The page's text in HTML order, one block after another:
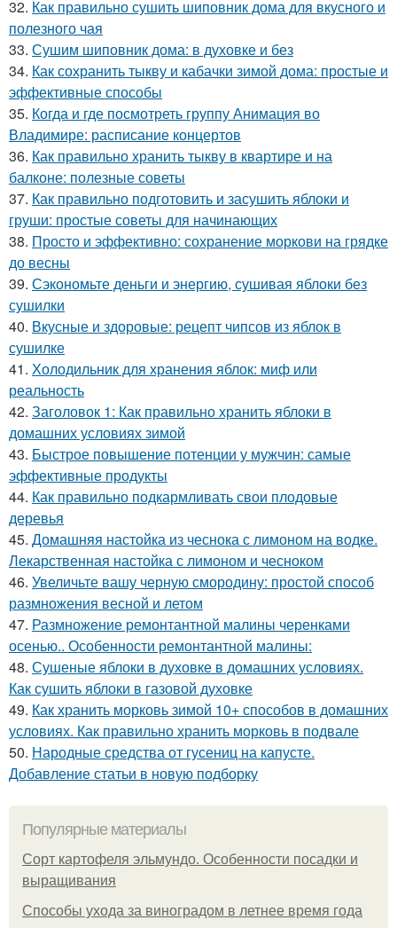
32. Как правильно сушить шиповник дома для вкусного и
полезного чая
33. Сушим шиповник дома: в духовке и без
34. Как сохранить тыкву и кабачки зимой дома: простые и
эффективные способы
35. Когда и где посмотреть группу Анимация во
Владимире: расписание концертов
36. Как правильно хранить тыкву в квартире и на
балконе: полезные советы
37. Как правильно подготовить и засушить яблоки и
груши: простые советы для начинающих
38. Просто и эффективно: сохранение моркови на грядке
до весны
39. Сэкономьте деньги и энергию, сушивая яблоки без
сушилки
40. Вкусные и здоровые: рецепт чипсов из яблок в
сушилке
41. Холодильник для хранения яблок: миф или
реальность
42. Заголовок 1: Как правильно хранить яблоки в
домашних условиях зимой
43. Быстрое повышение потенции у мужчин: самые
эффективные продукты
44. Как правильно подкармливать свои плодовые
деревья
45. Домашняя настойка из чеснока с лимоном на водке.
Лекарственная настойка с лимоном и чесноком
46. Увеличьте вашу черную смородину: простой способ
размножения весной и летом
47. Размножение ремонтантной малины черенками
осенью.. Особенности ремонтантной малины:
48. Сушеные яблоки в духовке в домашних условиях.
Как сушить яблоки в газовой духовке
49. Как хранить морковь зимой 10+ способов в домашних
условиях. Как правильно хранить морковь в подвале
50. Народные средства от гусениц на капусте.
Добавление статьи в новую подборку
Популярные материалы
Сорт картофеля эльмундо. Особенности посадки и
выращивания
Способы ухода за виноградом в летнее время года